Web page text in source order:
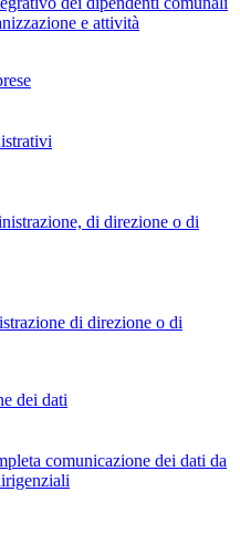
e attività
di direzione o di
di direzione o di
dei dati
comunicazione dei dati da